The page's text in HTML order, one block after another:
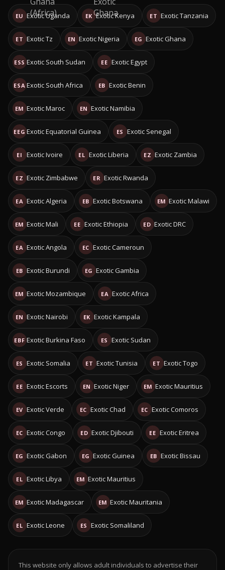
EU Exotic Uganda EK Exotic Kenya ET Exotic Tanzania
ET Exotic Tz EN Exotic Nigeria EG Exotic Ghana
ESS Exotic South Sudan EE Exotic Egypt
ESA Exotic South Africa EB Exotic Benin
EM Exotic Maroc EN Exotic Namibia
EEG Exotic Equatorial Guinea ES Exotic Senegal
EI Exotic Ivoire EL Exotic Liberia EZ Exotic Zambia
EZ Exotic Zimbabwe ER Exotic Rwanda
EA Exotic Algeria EB Exotic Botswana EM Exotic Malawi
EM Exotic Mali EE Exotic Ethiopia ED Exotic DRC
EA Exotic Angola EC Exotic Cameroun
EB Exotic Burundi EG Exotic Gambia
EM Exotic Mozambique EA Exotic Africa
EN Exotic Nairobi EK Exotic Kampala
EBF Exotic Burkina Faso ES Exotic Sudan
ES Exotic Somalia ET Exotic Tunisia ET Exotic Togo
EE Exotic Escorts EN Exotic Niger EM Exotic Mauritius
EV Exotic Verde EC Exotic Chad EC Exotic Comoros
EC Exotic Congo ED Exotic Djibouti EE Exotic Eritrea
EG Exotic Gabon EG Exotic Guinea EB Exotic Bissau
EL Exotic Libya EM Exotic Mauritius
EM Exotic Madagascar EM Exotic Mauritania
EL Exotic Leone ES Exotic Somaliland
This website only allows adult individuals to advertise their